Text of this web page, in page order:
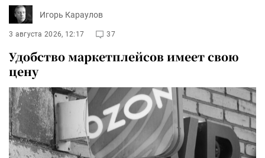
Игорь Караулов
3 августа 2026, 12:17 37
Удобство маркетплейсов имеет свою
цену